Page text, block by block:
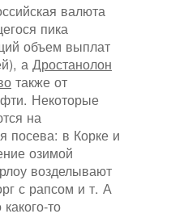
валюта
пика
объем выплат
а Дростанолон
также от
Некоторые
на
посева: в Корке и
озимой
возделывают
с рапсом и т. А
то